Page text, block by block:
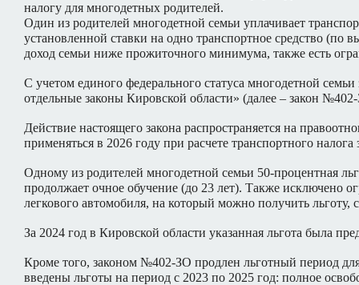
налогу для многодетных родителей.
Один из родителей многодетной семьи уплачивает
установленной ставки на одно транспортное средство
доход семьи ниже прожиточного минимума, также есть
С учетом единого федерального статуса многодетной
отдельные законы Кировской области» (далее – закон
Действие настоящего закона распространяется на
применяться в 2026 году при расчете транспортного налога
Одному из родителей многодетной семьи 50-процентная
продолжает очное обучение (до 23 лет). Также исключено
легкового автомобиля, на который можно получить
За 2024 год в Кировской области указанная льгота была
Кроме того, законом №402-ЗО продлен льготный период
введены льготы на период с 2023 по 2025 год: полное